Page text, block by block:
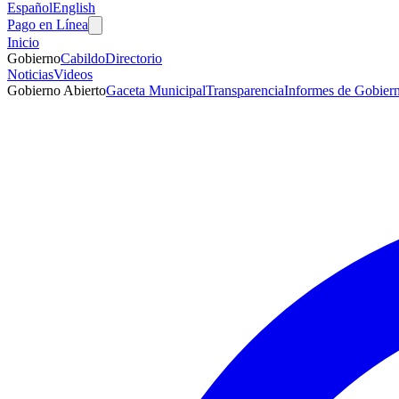
EspañolEnglish
Pago en Línea
Inicio
GobiernoCabildoDirectorio
NoticiasVideos
Gobierno AbiertoGaceta MunicipalTransparenciaInformes de